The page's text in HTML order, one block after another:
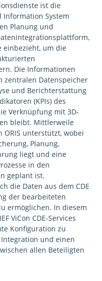
ist die
System
Planung und
einbezieht, um die
Die Informationen
Datenspeicher
und Berichterstattung
(KPIs) des
Verknüpfung mit 3D-
bleibt. Mittlerweile
ORIS unterstützt, wobei
Planung,
liegt und eine
in den
geplant ist.
die Daten aus dem CDE
der bearbeiteten
ermöglichen. In diesem
ViCon CDE-Services
Konfiguration zu
und einen
allen Beteiligten